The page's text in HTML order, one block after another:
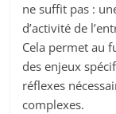
ne suffit pas :
d’activité de
Cela permet au
des enjeux
réflexes
complexes.